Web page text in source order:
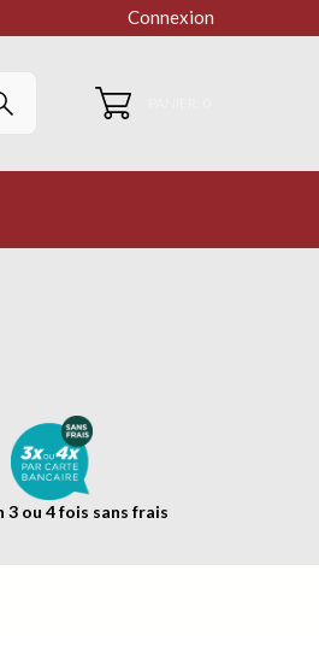
Connexion
3 ou 4 fois sans frais